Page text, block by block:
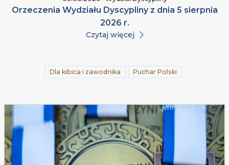
Orzeczenia Wydziału Dyscypliny z dnia 5 sierpnia
2026 r.
Czytaj więcej
Dla kibica i zawodnika Puchar Polski